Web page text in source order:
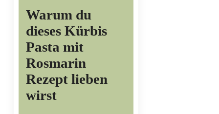
Warum du
dieses Kürbis
Pasta mit
Rosmarin
Rezept lieben
wirst